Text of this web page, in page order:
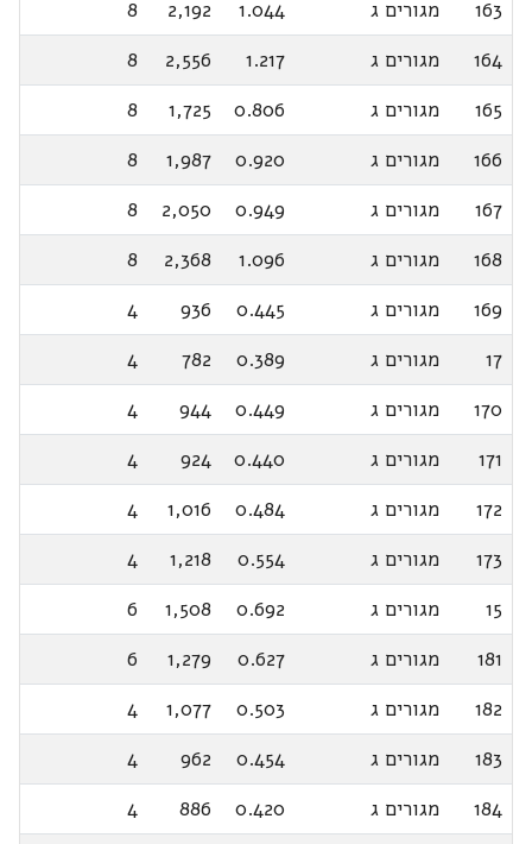
163
מגורים ג 1.044
2,192
8
164
מגורים ג 1.217
2,556
8
165
מגורים ג 0.806
1,725
8
166
מגורים ג 0.920
1,987
8
167
מגורים ג 0.949
2,050
8
168
מגורים ג 1.096
2,368
8
169
מגורים ג 0.445
936
4
17
מגורים ג 0.389
782
4
170
מגורים ג 0.449
944
4
171
מגורים ג 0.440
924
4
172
מגורים ג 0.484
1,016
4
173
מגורים ג 0.554
1,218
4
15
מגורים ג 0.692
1,508
6
181
מגורים ג 0.627
1,279
6
182
מגורים ג 0.503
1,077
4
183
מגורים ג 0.454
962
4
184
מגורים ג 0.420
886
4